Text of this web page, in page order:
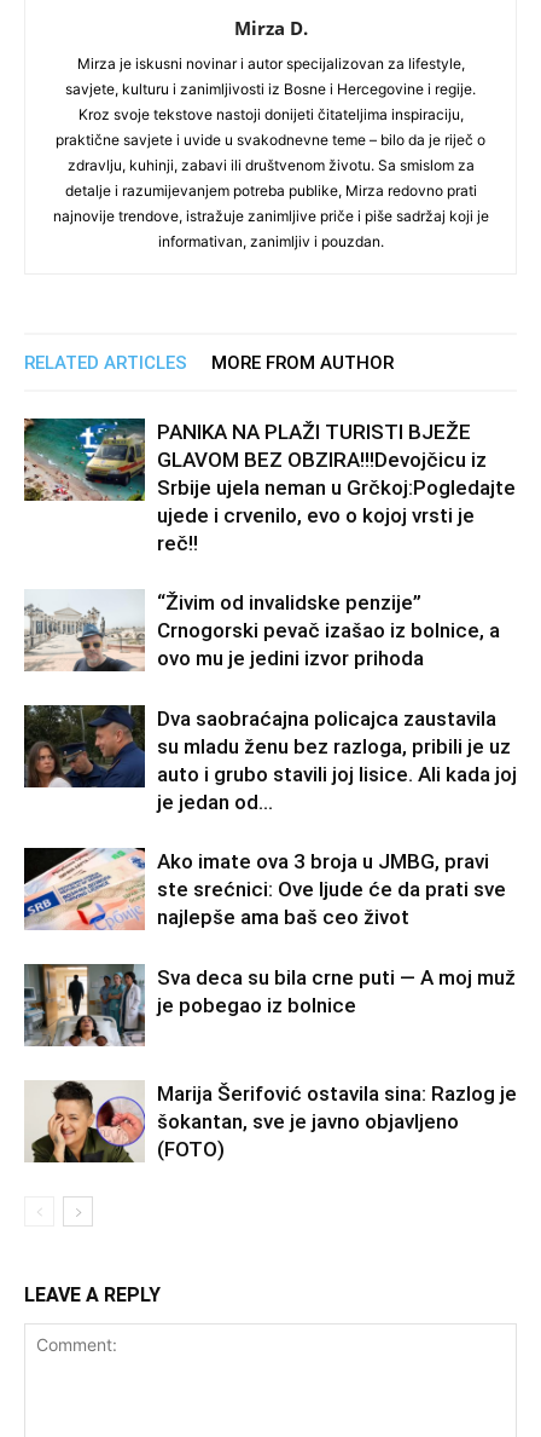
Mirza D.
Mirza je iskusni novinar i autor specijalizovan za lifestyle,
savjete, kulturu i zanimljivosti iz Bosne i Hercegovine i regije.
Kroz svoje tekstove nastoji donijeti čitateljima inspiraciju,
praktične savjete i uvide u svakodnevne teme – bilo da je riječ o
zdravlju, kuhinji, zabavi ili društvenom životu. Sa smislom za
detalje i razumijevanjem potreba publike, Mirza redovno prati
najnovije trendove, istražuje zanimljive priče i piše sadržaj koji je
informativan, zanimljiv i pouzdan.
RELATED ARTICLES MORE FROM AUTHOR
PANIKA NA PLAŽI TURISTI BJEŽE
GLAVOM BEZ OBZIRA!!!Devojčicu iz
Srbije ujela neman u Grčkoj:Pogledajte
ujede i crvenilo, evo o kojoj vrsti je
reč!!
“Živim od invalidske penzije”
Crnogorski pevač izašao iz bolnice, a
ovo mu je jedini izvor prihoda
Dva saobraćajna policajca zaustavila
su mladu ženu bez razloga, pribili je uz
auto i grubo stavili joj lisice. Ali kada joj
je jedan od...
Ako imate ova 3 broja u JMBG, pravi
ste srećnici: Ove ljude će da prati sve
najlepše ama baš ceo život
Sva deca su bila crne puti — A moj muž
je pobegao iz bolnice
Marija Šerifović ostavila sina: Razlog je
šokantan, sve je javno objavljeno
(FOTO)
LEAVE A REPLY